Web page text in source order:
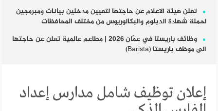
تعلن هيئة الاعلام عن حاجتها لتعيين مدخلين بيانات ومبرمجين
لحملة شهادة الدبلوم والبكالوريوس من مختلف المحافظات
وظائف باريستا في عمّان 2026 | مطاعم عالمية تعلن عن حاجتها
الى موظف باريستا (Barista)
إعلان توظيف شامل مدارس إعداد